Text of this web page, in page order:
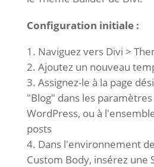
Configuration initiale :
Naviguez vers Divi >
Ajoutez un nouveau
Assignez-le à la page
"Blog" dans les
WordPress, ou à
posts
Dans l'environnement
Custom Body, insérez une